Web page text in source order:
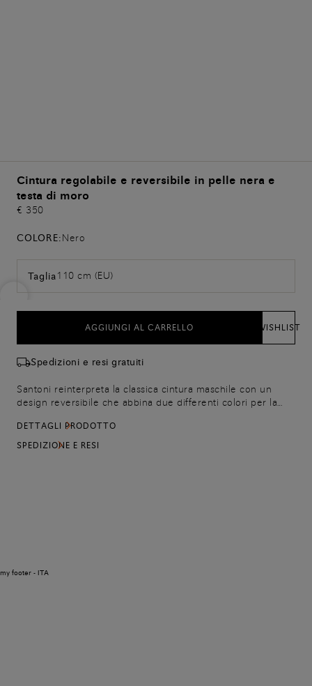
Cintura regolabile e reversibile in pelle nera e
testa di moro
€ 350
COLORE:Nero
Taglia110 cm (EU)
AGGIUNGI AL CARRELLO WISHLIST
Spedizioni e resi gratuiti
Santoni reinterpreta la classica cintura maschile con un
design reversibile che abbina due differenti colori per la
qualità e si chiude con una fibbia in metallo dalla linea
squadrata ed elegante.
DETTAGLI PRODOTTO
SPEDIZIONE E RESI
my footer - ITA